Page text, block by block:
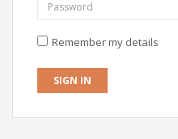
Remember my details
SIGN IN